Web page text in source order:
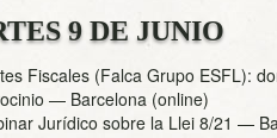
9 DE JUNIO
Fiscales (Falca Grupo ESFL):
— Barcelona (online)
Jurídico sobre la Llei 8/21 —